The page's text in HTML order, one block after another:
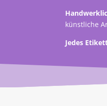
künstliche
Jedes